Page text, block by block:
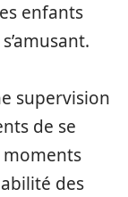
enfants
supervision
de se
moments
des